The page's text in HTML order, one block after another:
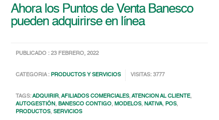
Ahora los Puntos de Venta Banesco
pueden adquirirse en línea
PUBLICADO : 23 FEBRERO, 2022
CATEGORIA : PRODUCTOS Y SERVICIOS VISITAS: 3777
TAGS:ADQUIRIR,AFILIADOS COMERCIALES,ATENCION AL CLIENTE,
AUTOGESTIÓN,BANESCO CONTIGO,MODELOS,NATIVA, POS,
PRODUCTOS,SERVICIOS